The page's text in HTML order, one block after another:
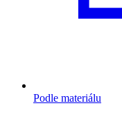
Podle materiálu